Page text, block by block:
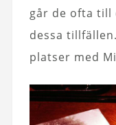
går de ofta till
dessa
platser med